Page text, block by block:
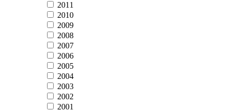
2011
2010
2009
2008
2007
2006
2005
2004
2003
2002
2001